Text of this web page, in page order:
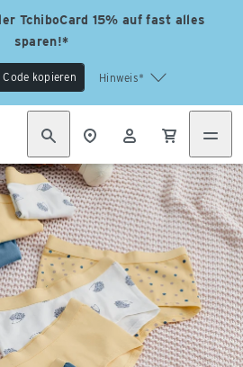
TchiboCard 15% auf fast alles
sparen!*
Code kopieren Hinweis*